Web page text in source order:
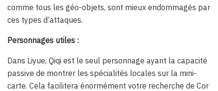
comme tous les géo-objets, sont mieux endommagés par
ces types d’attaques.
Personnages utiles :
Dans Liyue, Qiqi est le seul personnage ayant la capacité
passive de montrer les spécialités locales sur la mini-
carte. Cela facilitera énormément votre recherche de Cor